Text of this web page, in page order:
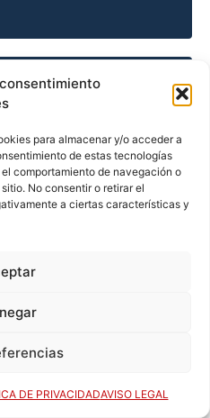
para almacenar y/o acceder a
de estas tecnologías
comportamiento de navegación o
No consentir o retirar el
a ciertas características y
DE PRIVACIDADAVISO LEGAL